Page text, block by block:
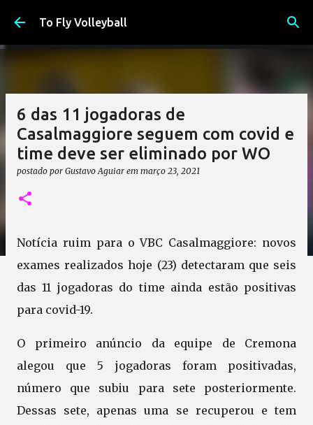
Pular para o conteúdo principal
To Fly Volleyball
6 das 11 jogadoras de
Casalmaggiore seguem com covid e
time deve ser eliminado por WO
postado por Gustavo Aguiar em março 23, 2021
Notícia ruim para o VBC Casalmaggiore: novos
exames realizados hoje (23) detectaram que seis
das 11 jogadoras do time ainda estão positivas
para covid-19.
O primeiro anúncio da equipe de Cremona
alegou que 5 jogadoras foram positivadas,
número que subiu para sete posteriormente.
Dessas sete, apenas uma se recuperou e tem